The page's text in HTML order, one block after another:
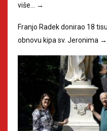
više…
→
Franjo Radek donirao 18
obnovu kipa sv. Jeronima →